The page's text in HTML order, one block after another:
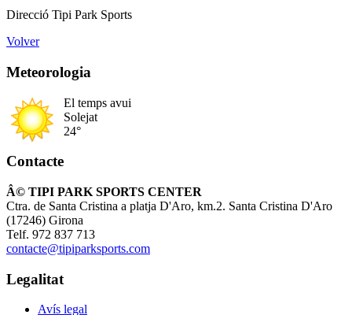
Direcció Tipi Park Sports
Volver
Meteorologia
El temps avui
Solejat
24°
Contacte
Â© TIPI PARK SPORTS CENTER
Ctra. de Santa Cristina a platja D'Aro, km.2. Santa Cristina D'Aro
(17246) Girona
Telf. 972 837 713
contacte@tipiparksports.com
Legalitat
Avís legal